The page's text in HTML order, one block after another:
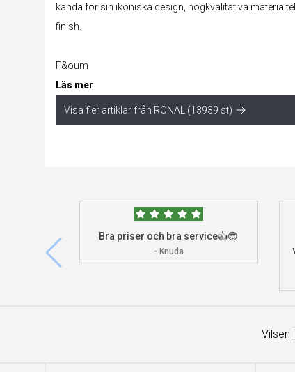
kända för sin ikoniska design, högkvalitativa
finish.
F&oum
Läs mer
Visa fler artiklar från RONAL (13939 st)
Bra priser och bra service👍😎
- Knuda
Vilsen